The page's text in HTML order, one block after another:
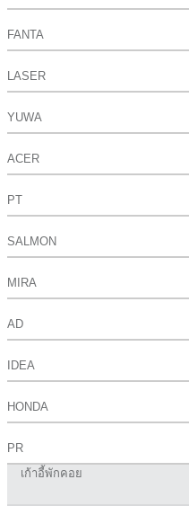
FANTA
LASER
YUWA
ACER
PT
SALMON
MIRA
AD
IDEA
HONDA
PR
เก้าอี้พักคอย